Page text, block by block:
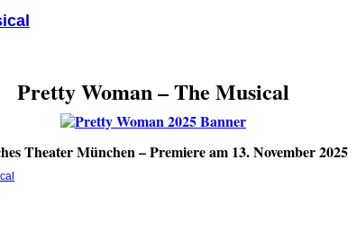
Pretty Woman – The Musical
Theater München – Premiere am 13. November 2025